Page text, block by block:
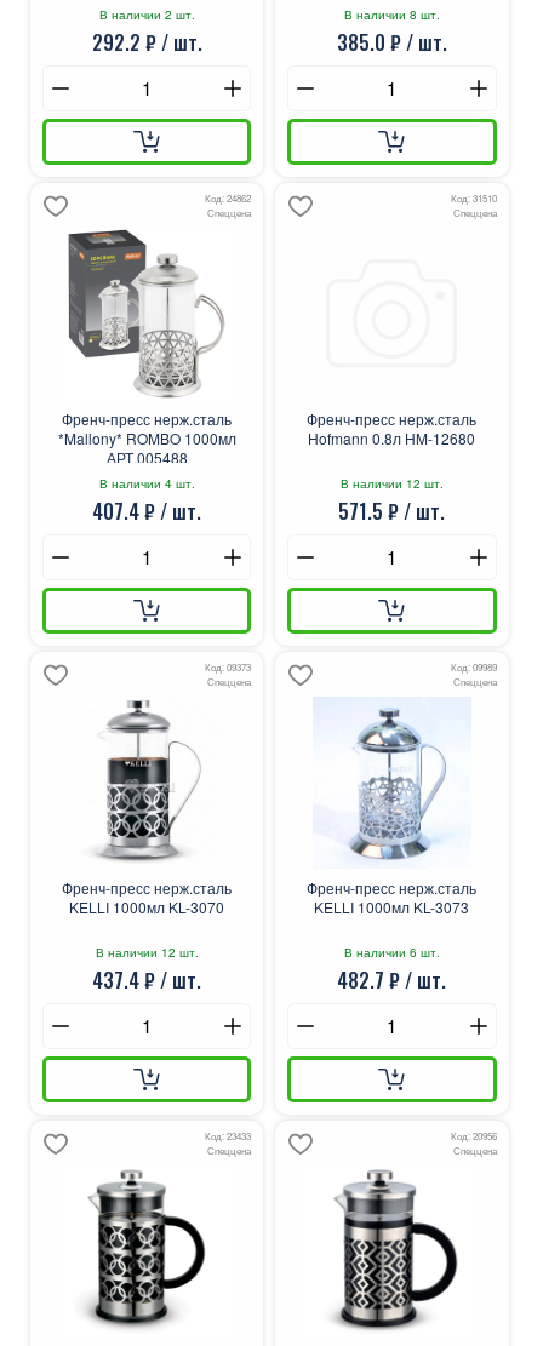
В наличии 2 шт.
292.2 ₽ / шт.
В наличии 8 шт.
385.0 ₽ / шт.
Код: 24862
Спеццена
Френч-пресс нерж.сталь
*Mallony* ROMBO 1000мл
АРТ.005488
В наличии 4 шт.
407.4 ₽ / шт.
Код: 31510
Спеццена
Френч-пресс нерж.сталь
Hofmann 0.8л HM-12680
В наличии 12 шт.
571.5 ₽ / шт.
Код: 09373
Спеццена
Френч-пресс нерж.сталь
KELLI 1000мл KL-3070
В наличии 12 шт.
437.4 ₽ / шт.
Код: 09989
Спеццена
Френч-пресс нерж.сталь
KELLI 1000мл KL-3073
В наличии 6 шт.
482.7 ₽ / шт.
Код: 23433
Спеццена
Код: 20956
Спеццена